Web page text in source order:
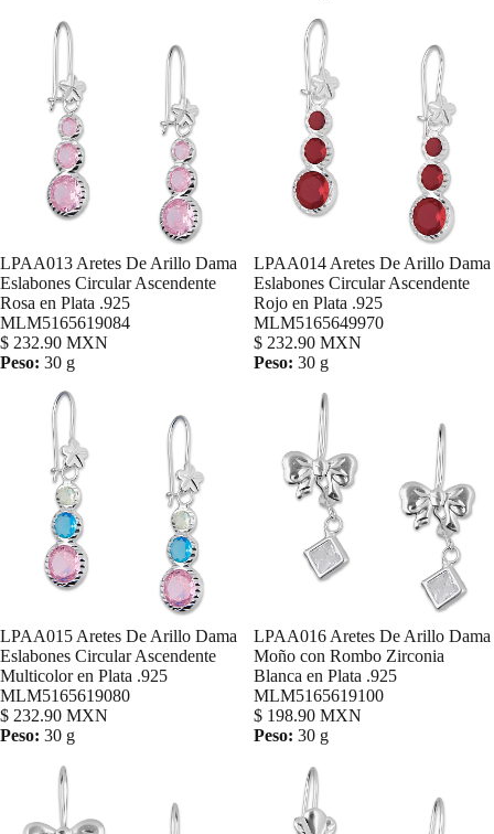
Agregar
LPAA013 Aretes De Arillo Dama
Eslabones Circular Ascendente
Rosa en Plata .925
MLM5165619084
$ 232.90 MXN
Peso: 30 g
LPAA014 Aretes De Arillo Dama
Eslabones Circular Ascendente
Rojo en Plata .925
MLM5165649970
$ 232.90 MXN
Peso: 30 g
Agregar
LPAA015 Aretes De Arillo Dama
Eslabones Circular Ascendente
Multicolor en Plata .925
MLM5165619080
$ 232.90 MXN
Peso: 30 g
LPAA016 Aretes De Arillo Dama
Moño con Rombo Zirconia
Blanca en Plata .925
MLM5165619100
$ 198.90 MXN
Peso: 30 g